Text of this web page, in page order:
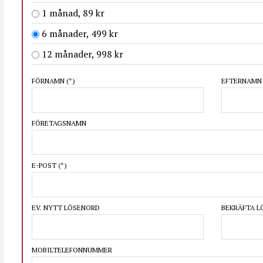
1 månad, 89 kr
6 månader, 499 kr
12 månader, 998 kr
FÖRNAMN (*) EFTERNAMN
FÖRETAGSNAMN
E-POST (*)
EV. NYTT LÖSENORD BEKRÄFTA
MOBILTELEFONNUMMER